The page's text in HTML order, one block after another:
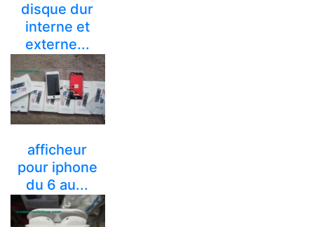
disque dur
interne et
externe...
12000 Fcfa
yaounde
afficheur
pour iphone
du 6 au...
10000 Fcfa
yaounde